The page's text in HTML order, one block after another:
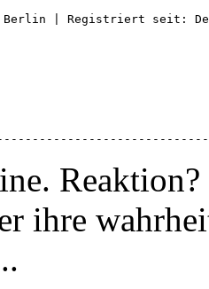
Berlin | Registriert seit:
ihre